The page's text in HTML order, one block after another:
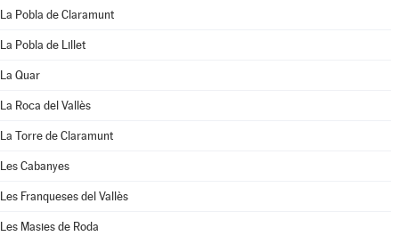
La Pobla de Claramunt
La Pobla de Lillet
La Quar
La Roca del Vallès
La Torre de Claramunt
Les Cabanyes
Les Franqueses del Vallès
Les Masies de Roda